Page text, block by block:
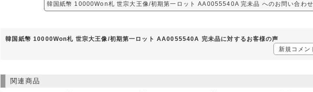
韓国紙幣 10000Won札 世宗大王像/初期第一ロット AA0055540A 完未品 へのお問い合わせ
韓国紙幣 10000Won札 世宗大王像/初期第一ロット AA0055540A 完未品に対するお客様の声
新規コメン
関連商品